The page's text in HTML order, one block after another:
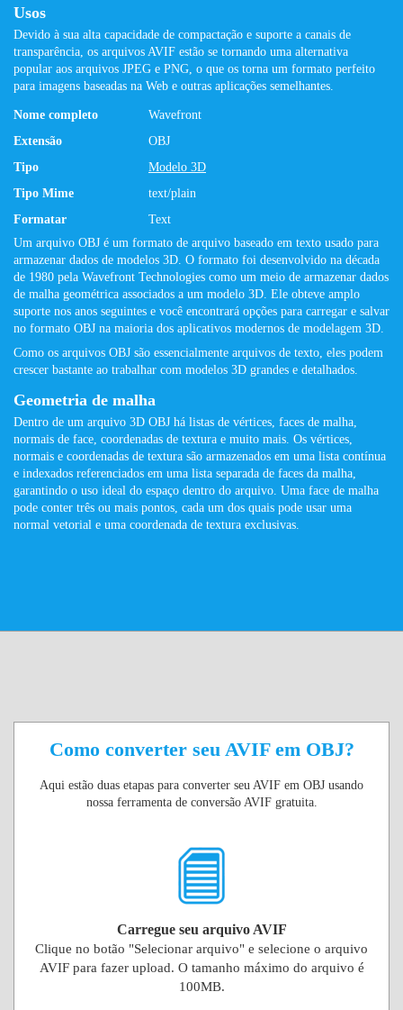
Usos
Devido à sua alta capacidade de compactação e suporte a canais de
transparência, os arquivos AVIF estão se tornando uma alternativa
popular aos arquivos JPEG e PNG, o que os torna um formato perfeito
para imagens baseadas na Web e outras aplicações semelhantes.
Nome completo
Wavefront
Extensão
OBJ
Tipo
Modelo 3D
Tipo Mime
text/plain
Formatar
Text
Um arquivo OBJ é um formato de arquivo baseado em texto usado para
armazenar dados de modelos 3D. O formato foi desenvolvido na década
de 1980 pela Wavefront Technologies como um meio de armazenar dados
de malha geométrica associados a um modelo 3D. Ele obteve amplo
suporte nos anos seguintes e você encontrará opções para carregar e salvar
no formato OBJ na maioria dos aplicativos modernos de modelagem 3D.
Como os arquivos OBJ são essencialmente arquivos de texto, eles podem
crescer bastante ao trabalhar com modelos 3D grandes e detalhados.
Geometria de malha
Dentro de um arquivo 3D OBJ há listas de vértices, faces de malha,
normais de face, coordenadas de textura e muito mais. Os vértices,
normais e coordenadas de textura são armazenados em uma lista contínua
e indexados referenciados em uma lista separada de faces da malha,
garantindo o uso ideal do espaço dentro do arquivo. Uma face de malha
pode conter três ou mais pontos, cada um dos quais pode usar uma
normal vetorial e uma coordenada de textura exclusivas.
Como converter seu AVIF em OBJ?
Aqui estão duas etapas para converter seu AVIF em OBJ usando
nossa ferramenta de conversão AVIF gratuita.
Carregue seu arquivo AVIF
Clique no botão "Selecionar arquivo" e selecione o arquivo
AVIF para fazer upload. O tamanho máximo do arquivo é
100MB.